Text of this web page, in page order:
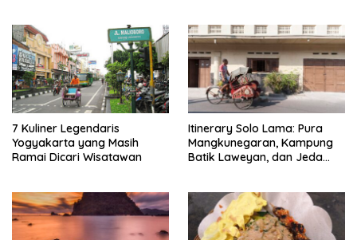
7 Kuliner Legendaris
Yogyakarta yang Masih
Ramai Dicari Wisatawan
Itinerary Solo Lama: Pura
Mangkunegaran, Kampung
Batik Laweyan, dan Jeda